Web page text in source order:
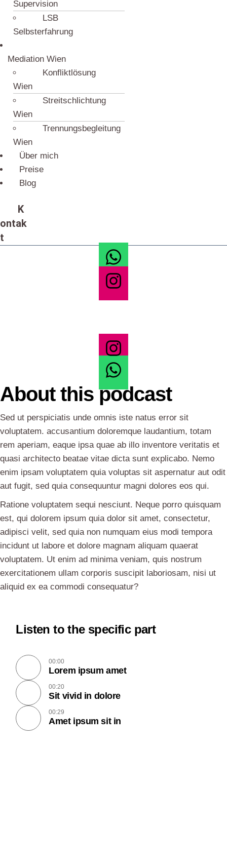
Supervision
LSB
Selbsterfahrung
Mediation Wien
Konfliktlösung
Wien
Streitschlichtung
Wien
Trennungsbegleitung
Wien
Über mich
Preise
Blog
K
ontak
t
About this podcast
Sed ut perspiciatis unde omnis iste natus error sit
voluptatem. accusantium doloremque laudantium, totam
rem aperiam, eaque ipsa quae ab illo inventore veritatis et
quasi architecto beatae vitae dicta sunt explicabo. Nemo
enim ipsam voluptatem quia voluptas sit aspernatur aut odit
aut fugit, sed quia consequuntur magni dolores eos qui.
Ratione voluptatem sequi nesciunt. Neque porro quisquam
est, qui dolorem ipsum quia dolor sit amet, consectetur,
adipisci velit, sed quia non numquam eius modi tempora
incidunt ut labore et dolore magnam aliquam quaerat
voluptatem. Ut enim ad minima veniam, quis nostrum
exercitationem ullam corporis suscipit laboriosam, nisi ut
aliquid ex ea commodi consequatur?
Listen to the specific part
00:00
Lorem ipsum amet
00:20
Sit vivid in dolore
00:29
Amet ipsum sit in